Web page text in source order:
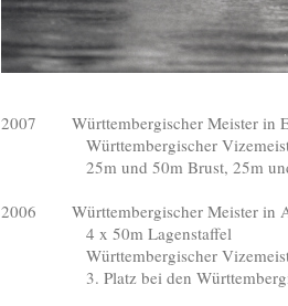
2007
Württembergischer Meister in
Württembergischer Vizemeister
25m und 50m Brust, 25m und
2006 Württembergischer Meister in
4 x 50m Lagenstaffel
Württembergischer Vizemeister
3. Platz bei den